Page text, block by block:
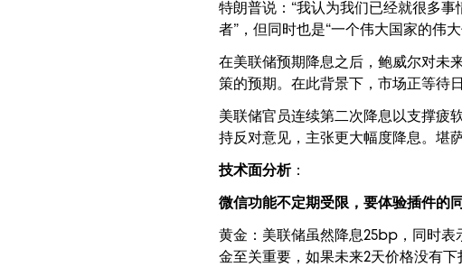
特朗普说：“我认为我们已经就很多
者”，但同时也是“一个伟大国家的伟大
在美联储预期降息之后，鲍威尔对未
策的预期。在此背景下，市场正等待
美联储官员连续第二次降息以支撑疲
持反对意见，主张更大幅度降息。堪
技术面分析：
微信功能不定期受限，要体验插件的
黄金：美联储虽然降息25bp，同时表
金至关重要，如果未来2天价格没有